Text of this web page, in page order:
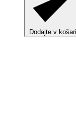
Dodajte v